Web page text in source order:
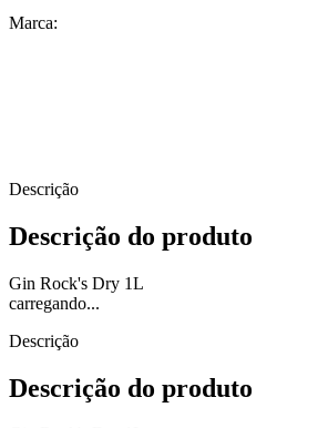
Marca:
Descrição
Descrição do produto
Gin Rock's Dry 1L
carregando...
Descrição
Descrição do produto